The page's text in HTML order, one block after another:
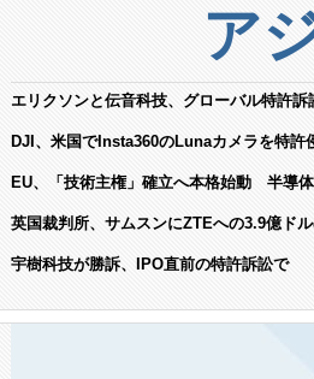
ア
エリクソンと伝音科技、グローバル特許訴
DJI、米国でInsta360のLunaカメラを特
EU、「技術主権」確立へ本格始動 半導
英国裁判所、サムスンにZTEへの3.9億ド
宇樹科技が勝訴、IPO直前の特許訴訟で